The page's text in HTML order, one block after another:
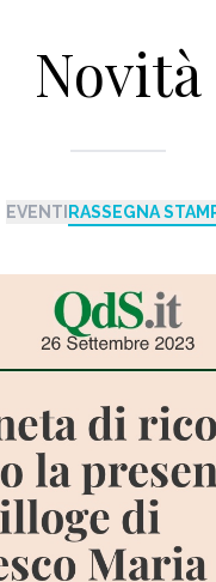
Novità
EVENTI RASSEGNA